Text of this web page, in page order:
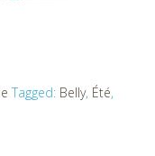
Tagged: Belly, Été,